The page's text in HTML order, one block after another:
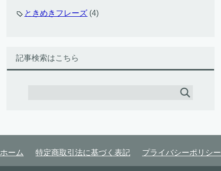
ときめきフレーズ (4)
記事検索はこちら
ホーム 特定商取引法に基づく表記 プライバシーポリシー